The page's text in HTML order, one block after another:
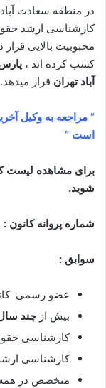
در منطقه سعادت
کارشناسی ارشد
محبوبیت بالایی قرار
کسب کرده اند ،
آباد تهران قرار میدهد.
” مراجعه به وکیل
است “
برای مشاهده لیست
شوید.
شماره پروانه کانون :
سوابق :
عضو رسمی
بیش از چند
کارشناسی
کارشناسی
متخصص در